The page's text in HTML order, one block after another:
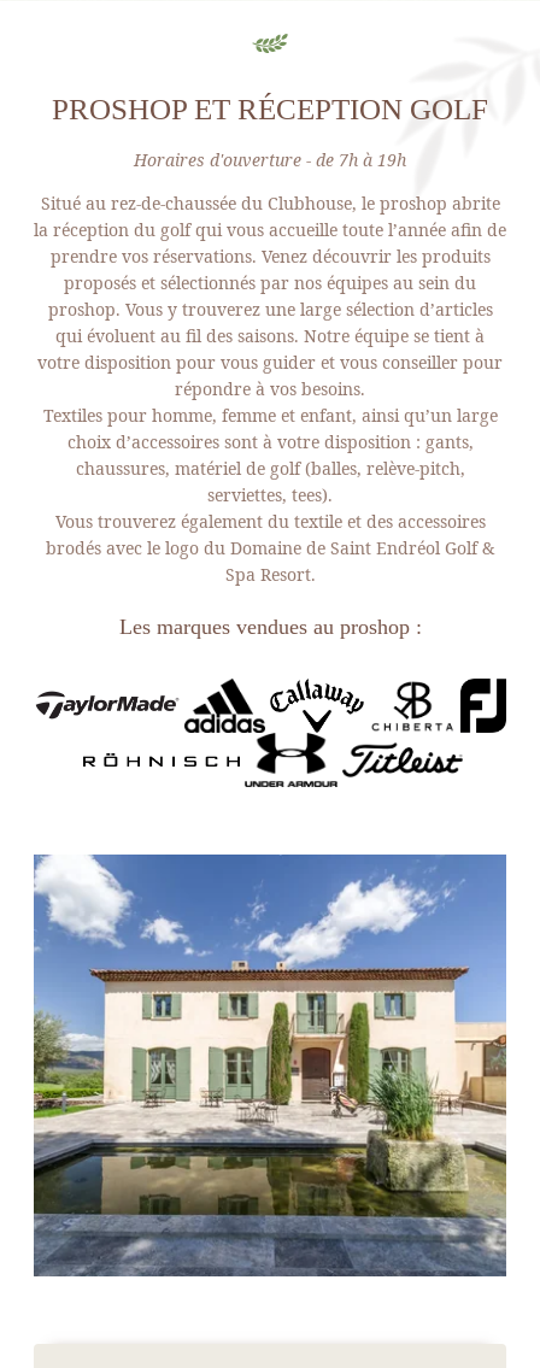
PROSHOP ET RÉCEPTION GOLF
Horaires d'ouverture - de 7h à 19h
Situé au rez-de-chaussée du Clubhouse, le proshop abrite
la réception du golf qui vous accueille toute l’année afin de
prendre vos réservations. Venez découvrir les produits
proposés et sélectionnés par nos équipes au sein du
proshop. Vous y trouverez une large sélection d’articles
qui évoluent au fil des saisons. Notre équipe se tient à
votre disposition pour vous guider et vous conseiller pour
répondre à vos besoins.
Textiles pour homme, femme et enfant, ainsi qu’un large
choix d’accessoires sont à votre disposition : gants,
chaussures, matériel de golf (balles, relève-pitch,
serviettes, tees).
Vous trouverez également du textile et des accessoires
brodés avec le logo du Domaine de Saint Endréol Golf &
Spa Resort.
Les marques vendues au proshop :